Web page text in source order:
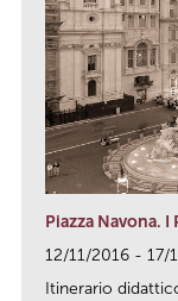
Piazza Navona.
12/11/2016 - 17/
Itinerario